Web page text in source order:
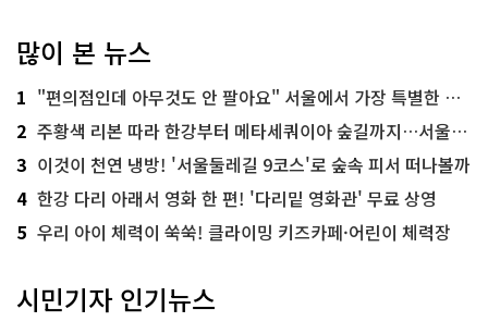
많이 본 뉴스
1 "편의점인데 아무것도 안 팔아요" 서울에서 가장 특별한 편의점의 정체
2 주황색 리본 따라 한강부터 메타세쿼이아 숲길까지…서울둘레길 15코스
3 이것이 천연 냉방! '서울둘레길 9코스'로 숲속 피서 떠나볼까
4 한강 다리 아래서 영화 한 편! '다리밑 영화관' 무료 상영
5 우리 아이 체력이 쑥쑥! 클라이밍 키즈카페·어린이 체력장
시민기자 인기뉴스